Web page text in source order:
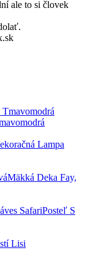
ale to si človek
Lampa
Mäkká Deka Fay,
Posteľ S
Lisi